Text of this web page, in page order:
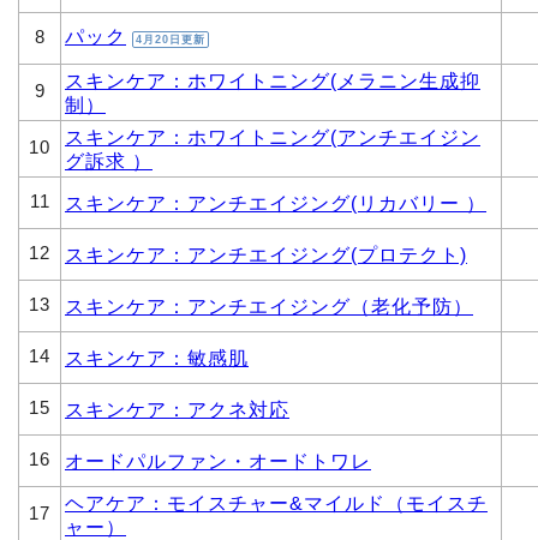
8 パック 4月20日更新
9
スキンケア：ホワイトニング(メラニン生成抑
制）
10
スキンケア：ホワイトニング(アンチエイジン
グ訴求 ）
11 スキンケア：アンチエイジング(リカバリー ）
12 スキンケア：アンチエイジング(プロテクト)
13 スキンケア：アンチエイジング（老化予防）
14 スキンケア：敏感肌
15 スキンケア：アクネ対応
16 オードパルファン・オードトワレ
17
ヘアケア：モイスチャー&マイルド（モイスチ
ャー）